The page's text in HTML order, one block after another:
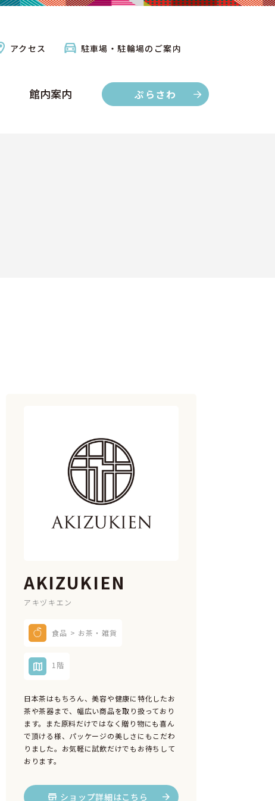
アクセス 駐車場・駐輪場のご案内
館内案内 ぷらさわ
AKIZUKIEN
アキヅキエン
食品 > お茶・雑貨
1階
日本茶はもちろん、美容や健康に特化したお
茶や茶器まで、幅広い商品を取り扱っており
ます。また原料だけではなく贈り物にも喜ん
で頂ける様、パッケージの美しさにもこだわ
りました。お気軽に試飲だけでもお待ちして
おります。
ショップ詳細はこちら